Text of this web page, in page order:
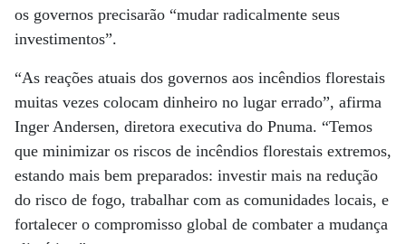
os governos precisarão “mudar radicalmente seus
investimentos”.
“As reações atuais dos governos aos incêndios florestais
muitas vezes colocam dinheiro no lugar errado”, afirma
Inger Andersen, diretora executiva do Pnuma. “Temos
que minimizar os riscos de incêndios florestais extremos,
estando mais bem preparados: investir mais na redução
do risco de fogo, trabalhar com as comunidades locais, e
fortalecer o compromisso global de combater a mudança